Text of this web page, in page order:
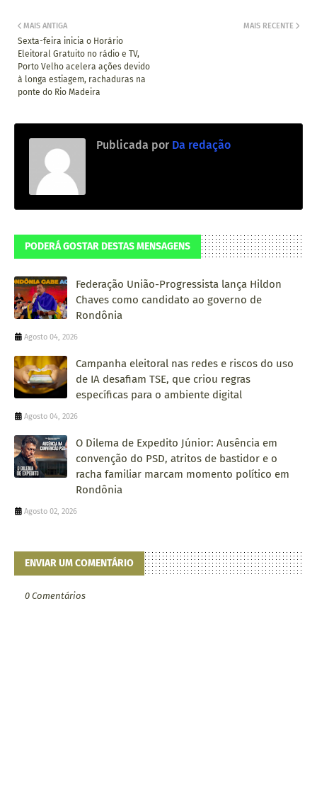
MAIS RECENTE
MAIS ANTIGA
Sexta-feira inicia o Horário
Eleitoral Gratuito no rádio e TV,
Porto Velho acelera ações devido
à longa estiagem, rachaduras na
ponte do Rio Madeira
Publicada por Da redação
PODERÁ GOSTAR DESTAS MENSAGENS
Federação União-Progressista lança Hildon
Chaves como candidato ao governo de
Rondônia
Agosto 04, 2026
Campanha eleitoral nas redes e riscos do uso
de IA desafiam TSE, que criou regras
específicas para o ambiente digital
Agosto 04, 2026
O Dilema de Expedito Júnior: Ausência em
convenção do PSD, atritos de bastidor e o
racha familiar marcam momento político em
Rondônia
Agosto 02, 2026
ENVIAR UM COMENTÁRIO
0 Comentários